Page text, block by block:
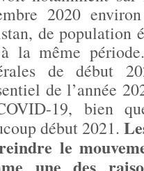
2020
de population
la même
de début
de l’année
19, bien
début 2021.
le